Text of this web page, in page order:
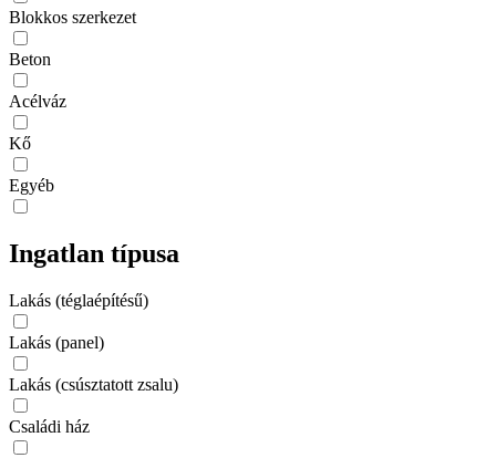
Blokkos szerkezet
Beton
Acélváz
Kő
Egyéb
Ingatlan típusa
Lakás (téglaépítésű)
Lakás (panel)
Lakás (csúsztatott zsalu)
Családi ház